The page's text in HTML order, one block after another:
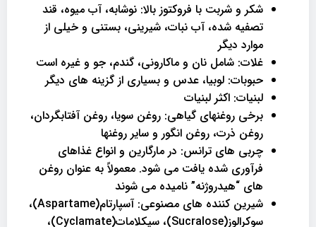
شکر و شربت با فروکتوز بالا: نوشابه، آب میوه، قند
تصفیه شده، آب نبات، شیرینی، بستنی و خیلی از
موارد دیگر
غلات: شامل نان و ماکارونی، گندم، جو و غیره است
حبوبات: لوبیا، عدس و بسیاری از گزینه های دیگر
لبنیات: اکثر لبنیات
برخی روغنهای گیاهی: روغن سویا، روغن آفتابگردان،
روغن ذرت، روغن انگور و سایر روغنها
چربی های ترانس: در مارگارین و انواع غذاهای
فرآوری شده یافت می شود. معمولاً به عنوان روغن
های “هیدروژنه” نامیده می شوند
شیرین کننده های مصنوعی: آسپارتام(Aspartame)،
سوکرالوز(Sucralose)، سیکلامات(Cyclamate)،